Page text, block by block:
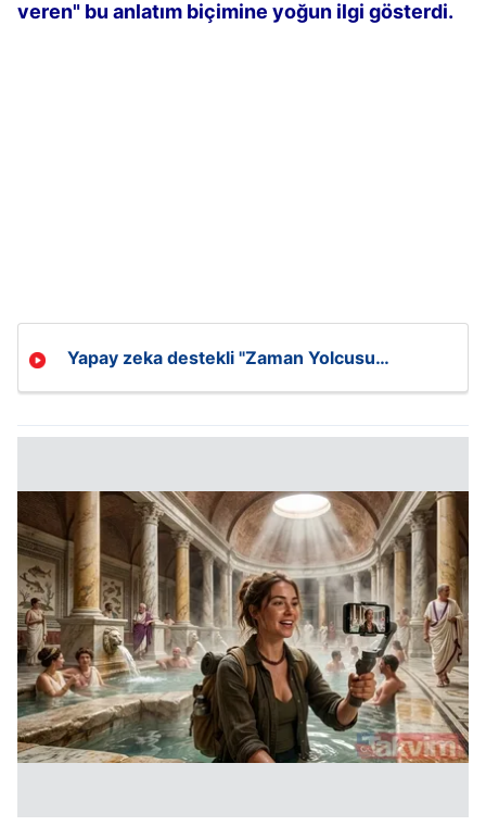
veren" bu anlatım biçimine yoğun ilgi gösterdi.
Yapay zeka destekli "Zaman Yolcusu